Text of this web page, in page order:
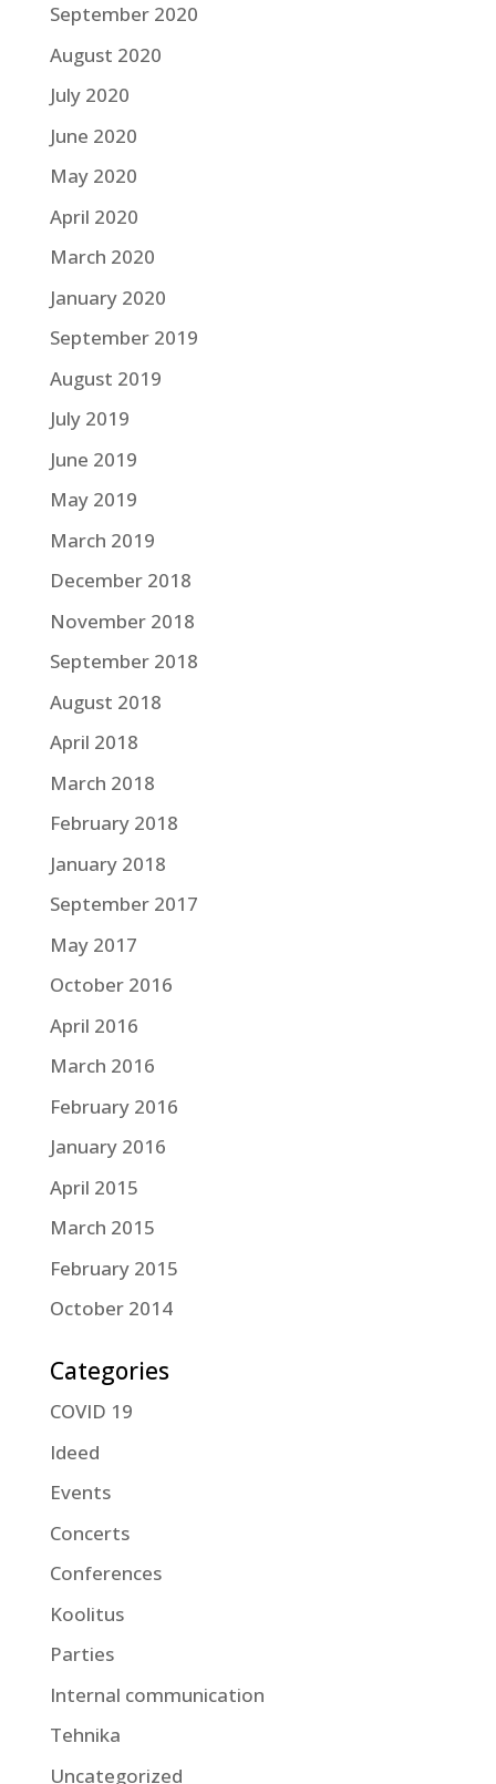
September 2020
August 2020
July 2020
June 2020
May 2020
April 2020
March 2020
January 2020
September 2019
August 2019
July 2019
June 2019
May 2019
March 2019
December 2018
November 2018
September 2018
August 2018
April 2018
March 2018
February 2018
January 2018
September 2017
May 2017
October 2016
April 2016
March 2016
February 2016
January 2016
April 2015
March 2015
February 2015
October 2014
Categories
COVID 19
Ideed
Events
Concerts
Conferences
Koolitus
Parties
Internal communication
Tehnika
Uncategorized